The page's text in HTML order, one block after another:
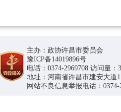
主办：政协许昌市委员会
豫ICP备14019896号
电话：0374-2969708 访问量：
地址：河南省许昌市建安大道
网站不良信息举报电话：